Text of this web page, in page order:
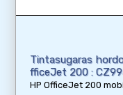
Tintasugaras
fficeJet 200 :
HP OfficeJet 200